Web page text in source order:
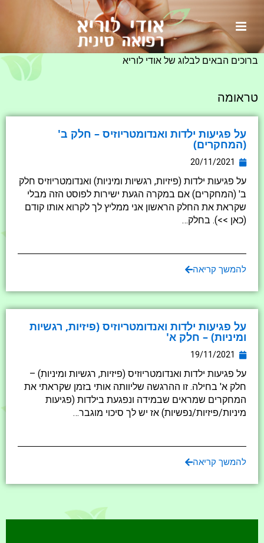
»טראומה
ברוכים הבאים לבלוג של אודי לוריא
טראומה
על פגיעות ילדות ואנדומטריוזיס – חלק ב'
(המחקרים)
20/11/2021
על פגיעות ילדות (פיזיות, רגשיות ומיניות) ואנדומטריוזיס חלק
ב' (המחקרים) אם במקרה הגעת ישירות לפוסט הזה מבלי
שקראת את החלק הראשון אני ממליץ לך לקרוא אותו קודם
(כאן >>). בחלק…
להמשך קריאה
על פגיעות ילדות ואנדומטריוזיס (פיזיות, רגשיות
ומיניות) – חלק א'
19/11/2021
על פגיעות ילדות ואנדומטריוזיס (פיזיות, רגשיות ומיניות) –
חלק א' בחילה. זו ההרגשה שליוותה אותי בזמן שקראתי את
המחקרים שמראים שבמידה ונפגעת בילדות (פגיעות
מיניות/פיזיות/נפשיות) אז יש לך סיכוי מוגבר…
להמשך קריאה